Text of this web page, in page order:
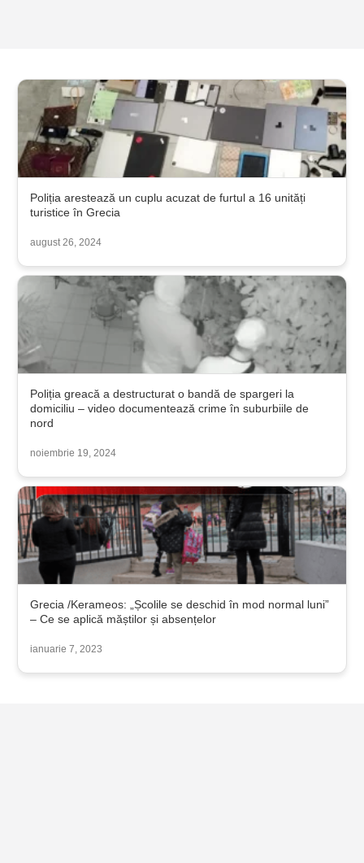
Poliția arestează un cuplu acuzat de furtul a 16 unități
turistice în Grecia
august 26, 2024
Poliția greacă a destructurat o bandă de spargeri la
domiciliu – video documentează crime în suburbiile de
nord
noiembrie 19, 2024
Grecia /Kerameos: „Școlile se deschid în mod normal luni”
– Ce se aplică măștilor și absențelor
ianuarie 7, 2023